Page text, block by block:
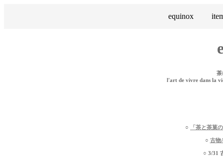
equinox
茶
l'art de vivre dans la
○ 「茶と茶菓
○ 古物
○ 3/31